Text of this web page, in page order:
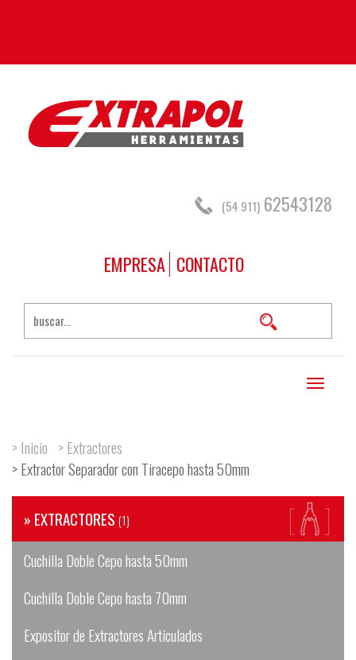
(54 911) 62543128
EMPRESA CONTACTO
Toggle
> Inicio > Extractores
> Extractor Separador con Tiracepo hasta 50mm
» EXTRACTORES (1)
Cuchilla Doble Cepo hasta 50mm
Cuchilla Doble Cepo hasta 70mm
Expositor de Extractores Articulados